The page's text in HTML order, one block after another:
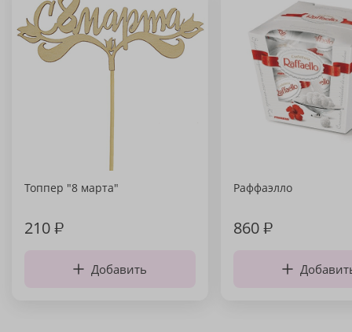
Топпер "8 марта"
210₽
Добавить
Раффаэлло
860₽